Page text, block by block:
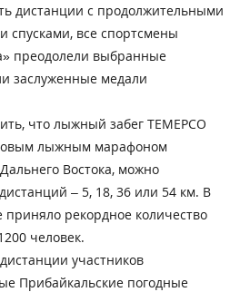
дистанции с продолжительными
спусками, все спортсмены
преодолели выбранные
заслуженные медали
что лыжный забег ТЕМЕРСО
лыжным марафоном
Востока, можно
– 5, 18, 36 или 54 км. В
приняло рекордное количество
человек.
участников
Прибайкальские погодные